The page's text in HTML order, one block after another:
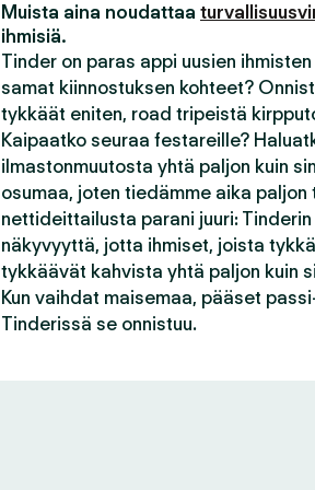
Muista aina noudattaa
ihmisiä.
Tinder on paras appi uusien
samat kiinnostuksen kohteet?
tykkäät eniten, road tripeistä
Kaipaatko seuraa festareille?
ilmastonmuutosta yhtä paljon kuin
osumaa, joten tiedämme aika
nettideittailusta parani juuri:
näkyvyyttä, jotta ihmiset, joista
tykkäävät kahvista yhtä paljon kuin
Kun vaihdat maisemaa, pääset
Tinderissä se onnistuu.